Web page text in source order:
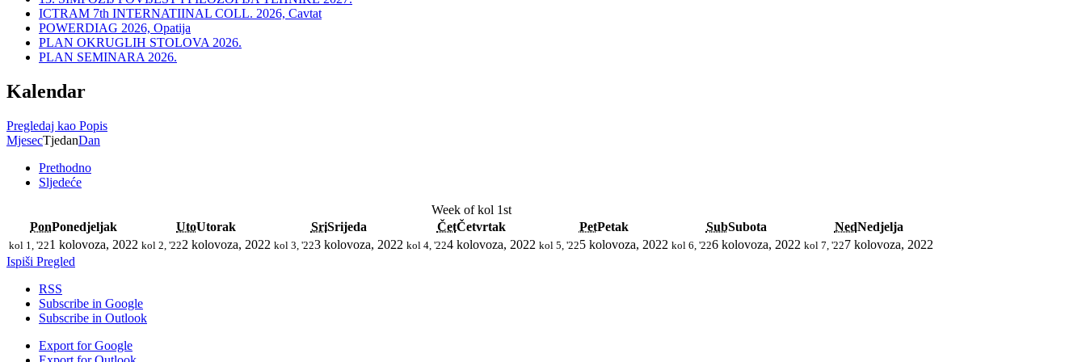
ICTRAM 7th INTERNATIINAL COLL. 2026, Cavtat
POWERDIAG 2026, Opatija
PLAN OKRUGLIH STOLOVA 2026.
PLAN SEMINARA 2026.
Kalendar
Pregledaj kao Popis
MjesecTjedanDan
Prethodno
Sljedeće
Week of kol 1st
PonPonedjeljak UtoUtorak SriSrijeda ČetČetvrtak PetPetak SubSubota NedNedjelja
kol 1, '221 kolovoza, 2022 kol 2, '222 kolovoza, 2022 kol 3, '223 kolovoza, 2022 kol 4, '224 kolovoza, 2022 kol 5, '225 kolovoza, 2022 kol 6, '226 kolovoza, 2022 kol 7, '227 kolovoza, 2022
Ispiši Pregled
RSS
Subscribe in Google
Subscribe in Outlook
Export forGoogle